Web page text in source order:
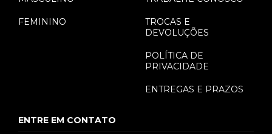
FEMININO
TROCAS E
DEVOLUÇÕES
POLÍTICA DE
PRIVACIDADE
ENTREGAS E PRAZOS
ENTRE EM CONTATO